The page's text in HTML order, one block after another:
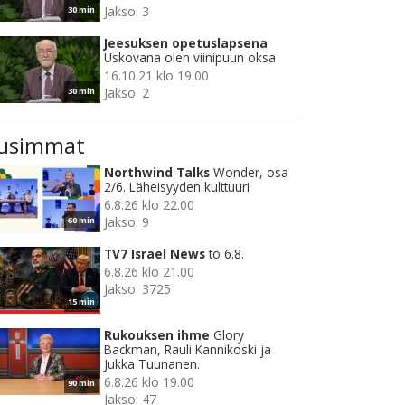
30 min
Jakso: 3
30 min
Jeesuksen opetuslapsena
Uskovana olen viinipuun oksa
16.10.21 klo 19.00
Jakso: 2
60 min
Northwind Talks Wonder, osa
2/6. Läheisyyden kulttuuri
6.8.26 klo 22.00
Jakso: 9
15 min
TV7 Israel News to 6.8.
6.8.26 klo 21.00
Jakso: 3725
90 min
Rukouksen ihme Glory
Backman, Rauli Kannikoski ja
Jukka Tuunanen.
6.8.26 klo 19.00
Jakso: 47